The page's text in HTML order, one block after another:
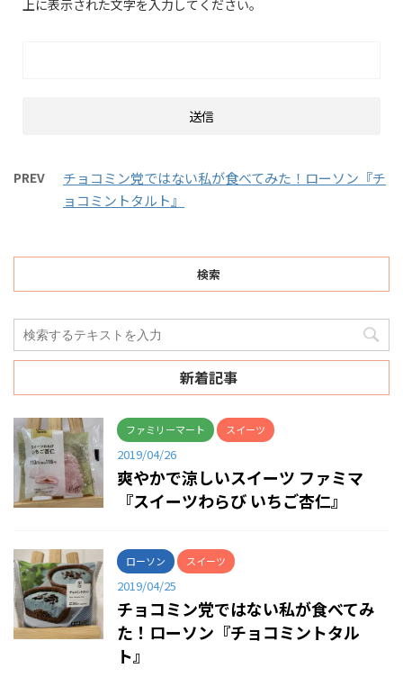
上に表示された文字を入力してください。
PREV
チョコミン党ではない私が食べてみた！ローソン『チ
ョコミントタルト』
検索
新着記事
ファミリーマート スイーツ
2019/04/26
爽やかで涼しいスイーツ ファミマ
『スイーツわらび いちご杏仁』
ローソン スイーツ
2019/04/25
チョコミン党ではない私が食べてみ
た！ローソン『チョコミントタル
ト』